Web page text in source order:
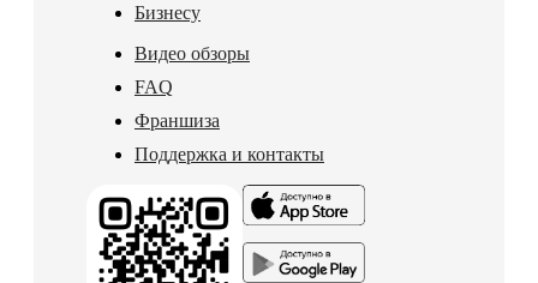
Бизнесу
Видео обзоры
FAQ
Франшиза
Поддержка и контакты